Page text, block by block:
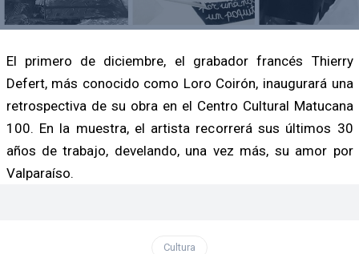
El primero de diciembre, el grabador francés Thierry
Defert, más conocido como Loro Coirón, inaugurará una
retrospectiva de su obra en el Centro Cultural Matucana
100. En la muestra, el artista recorrerá sus últimos 30
años de trabajo, develando, una vez más, su amor por
Valparaíso.
Cultura